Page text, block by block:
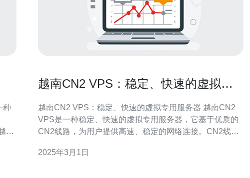
越南CN2 VPS：稳定、快速的虚拟专
越南CN2 VPS：稳定、快速的虚拟专用服务器 越南CN2
VPS是一种稳定、快速的虚拟专用服务器，它基于优质的
CN2线路，为用户提供高速、稳定的网络连接。CN2线路
带宽，因此越南CN2 VPS适合那些需要稳定、快速网络连
2025年3月1日